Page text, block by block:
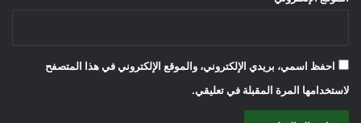
احفظ اسمي، بريدي الإلكتروني، والموقع الإلكتروني في هذا المتصفح
لاستخدامها المرة المقبلة في تعليقي.